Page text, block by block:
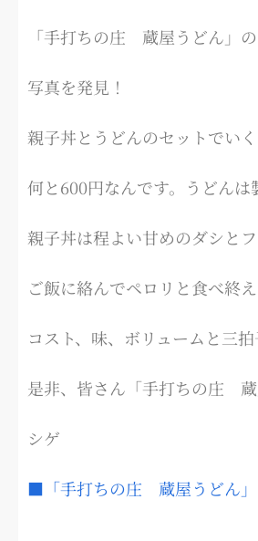
「手打ちの庄 蔵屋うどん」
写真を発見！
親子丼とうどんのセットでい
何と600円なんです。うどん
親子丼は程よい甘めのダシと
ご飯に絡んでペロリと食べ終え
コスト、味、ボリュームと三拍
是非、皆さん「手打ちの庄 蔵
シゲ
■「手打ちの庄 蔵屋うどん」